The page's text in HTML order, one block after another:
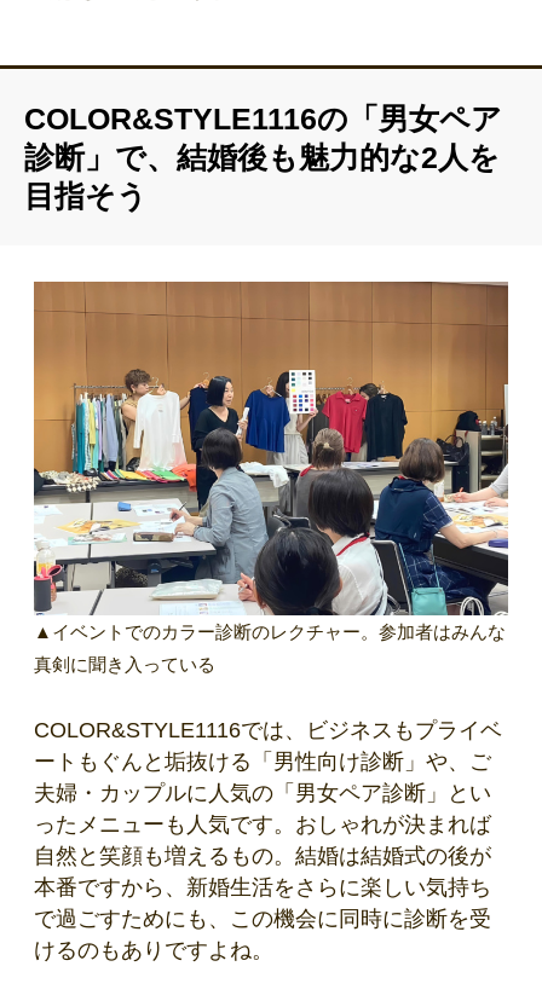
COLOR&STYLE1116の「男女ペア
診断」で、結婚後も魅力的な2人を
目指そう
▲イベントでのカラー診断のレクチャー。参加者はみんな
真剣に聞き入っている
COLOR&STYLE1116では、ビジネスもプライベ
ートもぐんと垢抜ける「男性向け診断」や、ご
夫婦・カップルに人気の「男女ペア診断」とい
ったメニューも人気です。おしゃれが決まれば
自然と笑顔も増えるもの。結婚は結婚式の後が
本番ですから、新婚生活をさらに楽しい気持ち
で過ごすためにも、この機会に同時に診断を受
けるのもありですよね。